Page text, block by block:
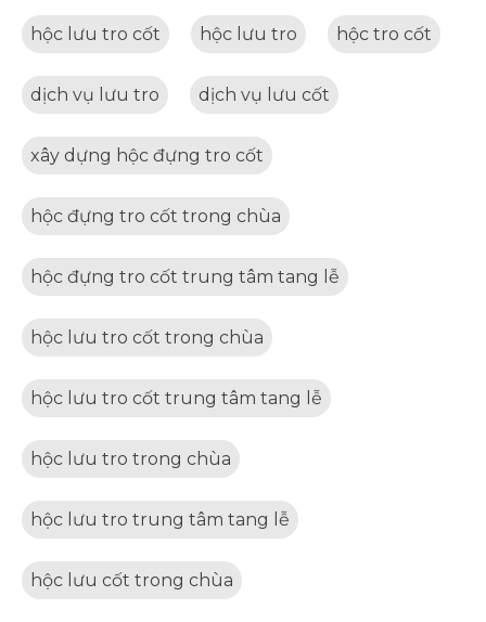
hộc lưu tro cốt hộc lưu tro hộc tro cốt
dịch vụ lưu tro dịch vụ lưu cốt
xây dựng hộc đựng tro cốt
hộc đựng tro cốt trong chùa
hộc đựng tro cốt trung tâm tang lễ
hộc lưu tro cốt trong chùa
hộc lưu tro cốt trung tâm tang lễ
hộc lưu tro trong chùa
hộc lưu tro trung tâm tang lễ
hộc lưu cốt trong chùa